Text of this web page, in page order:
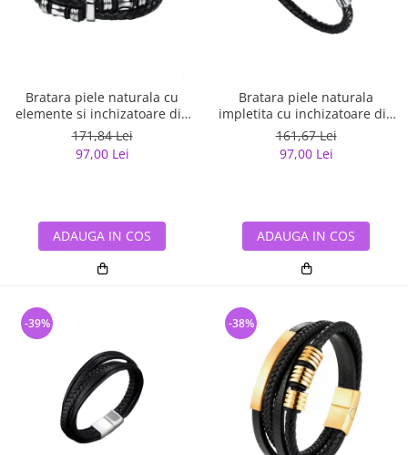
Bratara piele naturala cu
elemente si inchizatoare din
inox
171,84 Lei
97,00 Lei
ADAUGA IN COS
Bratara piele naturala
impletita cu inchizatoare din
inox
161,67 Lei
97,00 Lei
ADAUGA IN COS
-39% -38%